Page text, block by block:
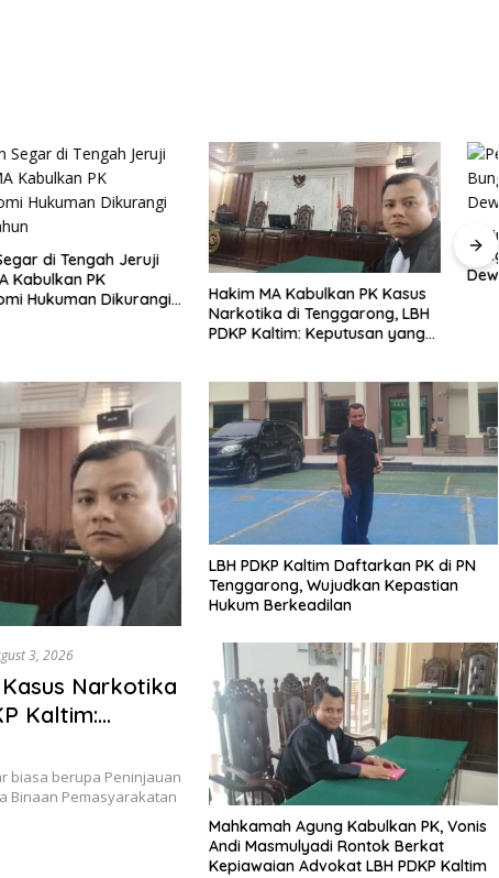
Hakim MA Kabulkan PK Kasus
Narkotika di Tenggarong, LBH
PDKP Kaltim: Keputusan yang
Perjuangan Hukum Kasus 85
Bungkus Sabu Berbuah Hasil,PK
Dewi Dikabulkan MA
3, 2026
Narkotika
Kaltim:
dan
biasa berupa Peninjauan
Binaan Pemasyarakatan
LBH PDKP Kaltim Daftarkan PK di PN
Tenggarong, Wujudkan Kepastian
Hukum Berkeadilan
Mahkamah Agung Kabulkan PK, Vonis
Andi Masmulyadi Rontok Berkat
Kepiawaian Advokat LBH PDKP Kaltim